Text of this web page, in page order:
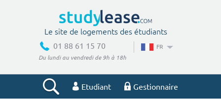
Le site de logements des étudiants
01 88 61 15 70
Du lundi au vendredi de 9h à 18h
FR
Etudiant Gestionnaire